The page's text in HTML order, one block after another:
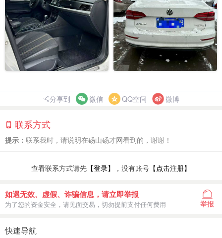
分享到 微信 QQ空间 微博
联系方式
提示： 联系我时，请说明在砀山砀才网看到的，谢谢！
查看联系方式请先 【登录】 ，没有账号 【点击注册】
如遇无效、虚假、诈骗信息，请立即举报
为了您的资金安全，请见面交易，切勿提前支付任何费用 举报
快速导航